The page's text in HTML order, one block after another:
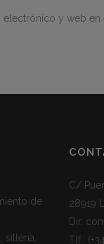
y web
de
sillería,
C/
28919
Dir.
Tlf.: